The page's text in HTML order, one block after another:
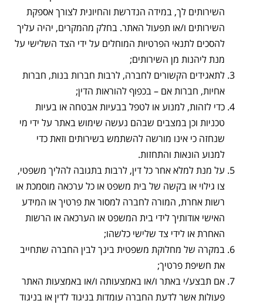
השירותים לך, במידה הנדרשת והחיונית לצורך אספקת
השירותים ו/או תפעול האתר. בחלק מהמקרים, יהיה עליך
להסכים לתנאי הפרטיות המוחלים על ידי הצד השלישי על
מנת ליהנות מן השירותים;
לתאגידים הקשורים לחברה, לרבות חברות בנות, חברות
אחיות, חברות אם – בכפוף להוראות הדין;
כדי לזהות, למנוע או לטפל בבעיות אבטחה או בעיות
טכניות וכן במצבים שבהם נעשה שימוש באתר על ידי מי
שנחזה כי אינו מורשה להשתמש בשירותים וזאת כדי
למנוע הונאות והתחזות.
על מנת למלא אחר כל דין, לרבות בתגובה להליך משפטי,
צו גילוי או בקשה של בית משפט או כל ערכאה מוסמכת או
רשות אחרת, המורה לחברה למסור את פרטיך או המידע
האישי אודותיך לידי בית המשפט או הערכאה או הרשות
האחרת או לידי צד שלישי כלשהו;
במקרה של מחלוקת משפטית בינך לבין החברה שתחייב
את חשיפת פרטיך;
אם תבצע/י באתר ו/או באמצעותה ו/או באמצעות האתר
פעולות אשר לדעת החברה עומדות בניגוד לדין או בניגוד